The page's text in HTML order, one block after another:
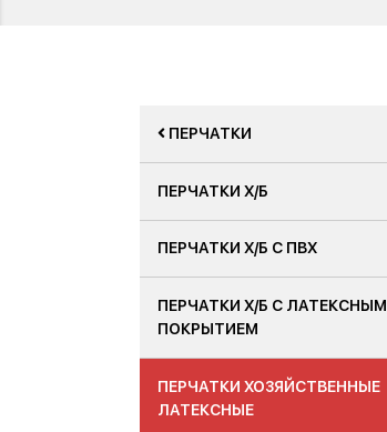
ПЕРЧАТКИ
ПЕРЧАТКИ Х/Б
ПЕРЧАТКИ Х/Б С ПВХ
ПЕРЧАТКИ Х/Б С ЛАТЕКСНЫМ
ПОКРЫТИЕМ
ПЕРЧАТКИ ХОЗЯЙСТВЕННЫЕ
ЛАТЕКСНЫЕ